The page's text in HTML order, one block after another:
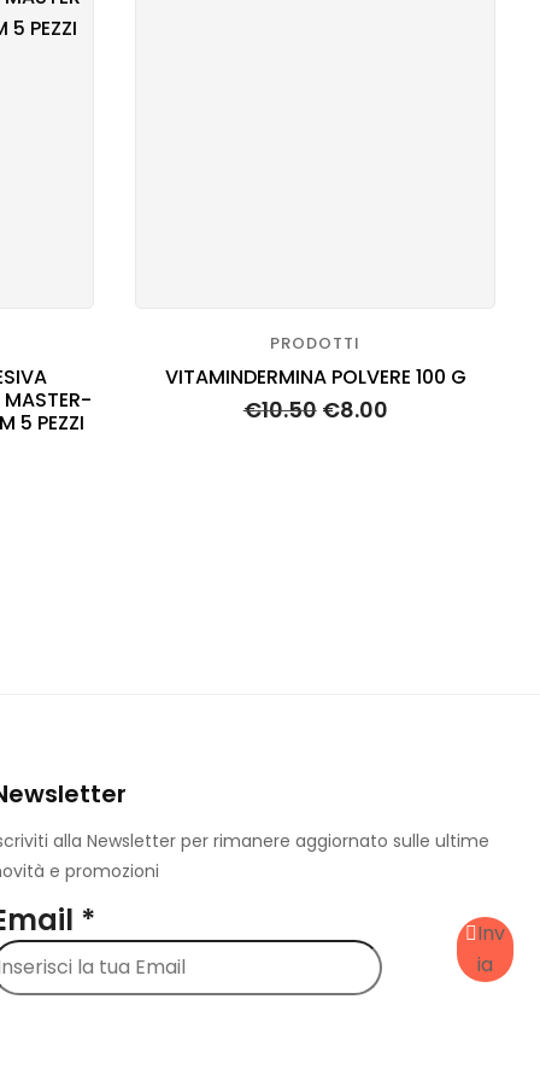
MASTER-
5 PEZZI
PRODOTTI
VITAMINDERMINA POLVERE 100 G
€10.50 €8.00
alla Newsletter per rimanere aggiornato sulle ultime
e promozioni
*
Inv
ia